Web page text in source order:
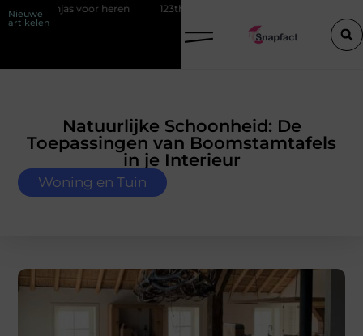
Nieuwe
artikelen
123theorie: Slim je theorie halen zonder eindeloos blokken
Natuurlijke Schoonheid: De
Toepassingen van Boomstamtafels
in je Interieur
Woning en Tuin